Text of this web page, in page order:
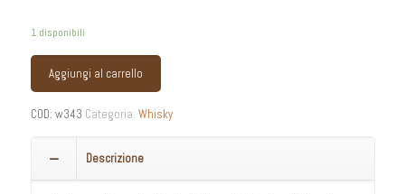
1 disponibili
Aggiungi al carrello
COD: w343 Categoria: Whisky
Descrizione